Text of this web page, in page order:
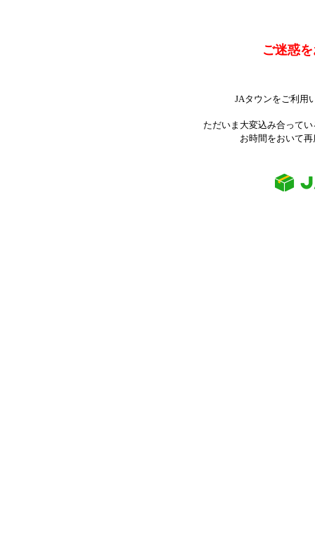
ご迷惑
JAタウンをご利用
ただいま大変込み合って
お時間をおいて